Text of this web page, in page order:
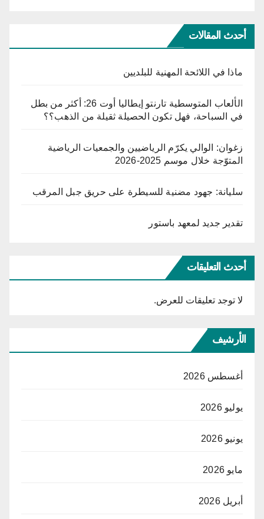
أحدث المقالات
ماذا في اللائحة المهنية للبلديين
الألعاب المتوسطية تارنتو إيطاليا أوت 26: أكثر من بطل
في السباحة، فهل تكون الحصيلة ثقيلة من الذهب؟؟
زغوان: الوالي يكرّم الرياضيين والجمعيات الرياضية
المتوّجة خلال موسم 2025-2026
سليانة: جهود مضنية للسيطرة على حريق جبل المرقب
تقدير جديد لمعهد باستور
أحدث التعليقات
لا توجد تعليقات للعرض.
الأرشيف
أغسطس 2026
يوليو 2026
يونيو 2026
مايو 2026
أبريل 2026